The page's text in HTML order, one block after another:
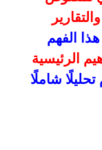
الفهم
الرئيسية
شاملًا